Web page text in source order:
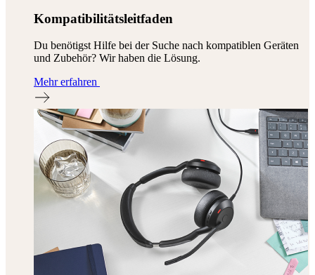
Kompatibilitätsleitfaden
Du benötigst Hilfe bei der Suche nach kompatiblen Geräten
und Zubehör? Wir haben die Lösung.
Mehr erfahren